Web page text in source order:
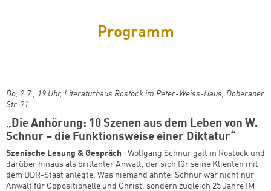
Programm
Do, 2. 7., 19 Uhr, Literaturhaus Rostock im Peter-Weiss-Haus, Doberaner
Str. 21
„Die Anhörung: 10 Szenen aus dem Leben von W.
Schnur – die Funktionsweise einer Diktatur“
Szenische Lesung & Gespräch
Wolfgang Schnur galt in Rostock und
darüber hinaus als brillanter Anwalt, der sich für seine Klienten mit
dem DDR-Staat anlegte. Was niemand ahnte: Schnur war nicht nur
Anwalt für Oppositionelle und Christ, sondern zugleich 25 Jahre IM